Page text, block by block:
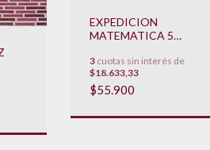
EXPEDICION
MATEMATICA 5
3 cuotas sin interés de
$18.633,33
$55.900